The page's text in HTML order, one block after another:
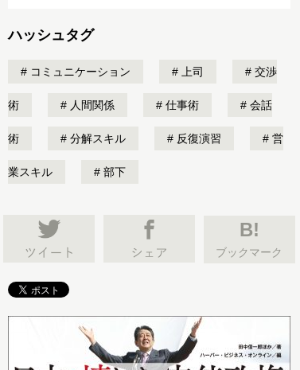
ハッシュタグ
コミュニケーション 上司 交渉
術 人間関係 仕事術 会話
術 分解スキル 反復演習 営
業スキル 部下
B!
ブックマーク